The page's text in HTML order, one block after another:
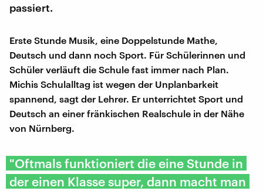
passiert.
Erste Stunde Musik, eine Doppelstunde Mathe,
Deutsch und dann noch Sport. Für Schülerinnen und
Schüler verläuft die Schule fast immer nach Plan.
Michis Schulalltag ist wegen der Unplanbarkeit
spannend, sagt der Lehrer. Er unterrichtet Sport und
Deutsch an einer fränkischen Realschule in der Nähe
von Nürnberg.
"Oftmals funktioniert die eine Stunde in
der einen Klasse super, dann macht man